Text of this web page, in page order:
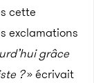
cette
exclamations
grâce
?» écrivait